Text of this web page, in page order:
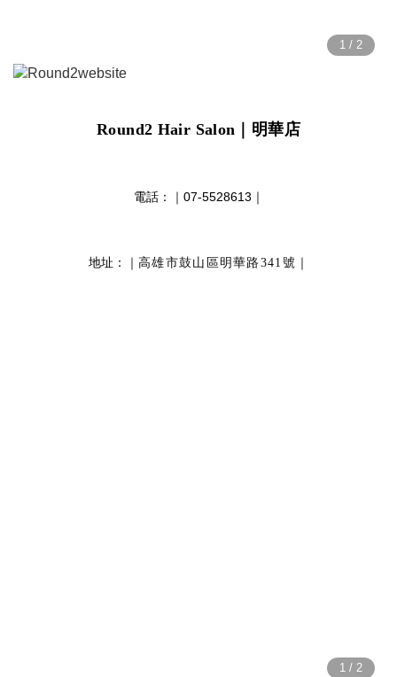
Round2 Hair Salon ｜明華店
電話：｜ 07-5528613 ｜
地址：｜高雄市鼓山區明華路341號 ｜